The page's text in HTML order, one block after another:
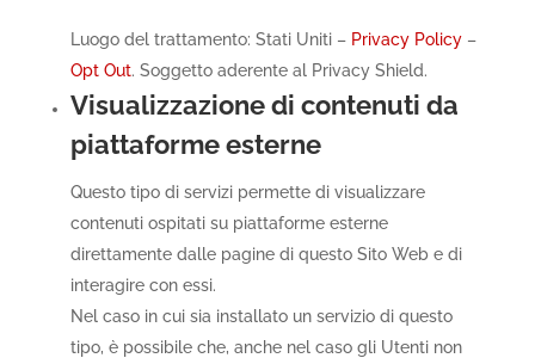
Luogo del trattamento: Stati Uniti – Privacy Policy–
Opt Out. Soggetto aderente al Privacy Shield.
Visualizzazione di contenuti da
piattaforme esterne
Questo tipo di servizi permette di visualizzare
contenuti ospitati su piattaforme esterne
direttamente dalle pagine di questo Sito Web e di
interagire con essi.
Nel caso in cui sia installato un servizio di questo
tipo, è possibile che, anche nel caso gli Utenti non